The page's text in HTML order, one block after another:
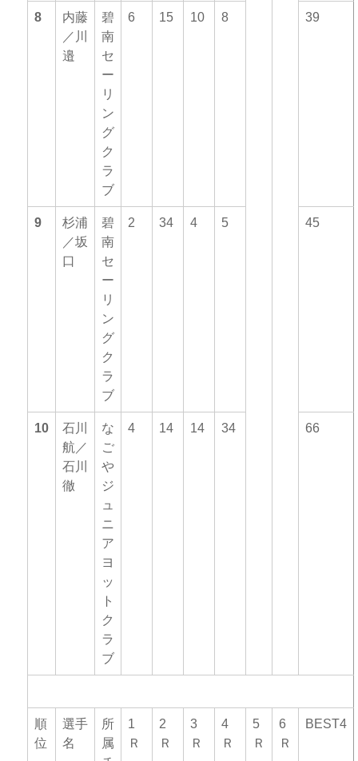
8
内藤
／川
邉
碧
南
セ
ー
リ
ン
グ
ク
ラ
ブ
6 15 10 8 39
9
杉浦
／坂
口
碧
南
セ
ー
リ
ン
グ
ク
ラ
ブ
2 34 4 5 45
10
石川
航／
石川
徹
な
ご
や
ジ
ュ
ニ
ア
ヨ
ッ
ト
ク
ラ
ブ
4 14 14 34 66
順
位
選手
名
所
属
1
Ｒ
2
Ｒ
3
Ｒ
4
Ｒ
5
Ｒ
6
Ｒ
BEST4